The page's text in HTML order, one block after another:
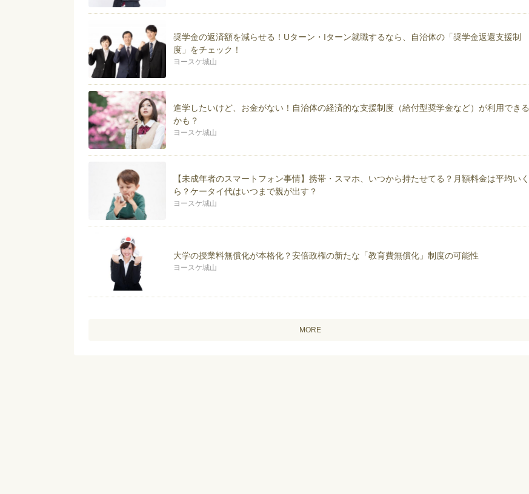
著書は『給料そのままで「月5万円」節約作戦！』（ごま書房新社）。本の内容は、『らくらく貯蓄術。住宅ロ
ーン地獄に落ちない為の家計防衛のススメ。』
http://kotukotushinai.jimdo.com/
では、節約だけではなく転職活動、著書、社労士、FPのことを配信中。
【著書】
2012年 給料そのままで「月5万円」節約作戦【ごま書房新社】より発売
2016年 「子供の教育費は削りなさい！」奨学金利用者50％以上時代の新教育費計画発売
2017年 給料そのままで「月5万円」節約作戦 増補改訂2版発売
2017年 老後資金は49.9歳までに貯め始めなさい！: 私の老後に必要な資金は2164万円です あなたの金額
2017年 人生の3大支出「住宅」「教育」「老後」を節約しなさい！お金の裏技3冊セット: この3つを節約すれ
奨学金の返済額を減らせる！Uターン・Iターン就職するなら、自治体の「奨学金返還支援制
度」をチェック！
ヨースケ城山
進学したいけど、お金がない！自治体の経済的な支援制度（給付型奨学金など）が利用できる
かも？
ヨースケ城山
【未成年者のスマートフォン事情】携帯・スマホ、いつから持たせてる？月額料金は平均いく
ら？ケータイ代はいつまで親が出す？
ヨースケ城山
大学の授業料無償化が本格化？安倍政権の新たな「教育費無償化」制度の可能性
ヨースケ城山
MORE